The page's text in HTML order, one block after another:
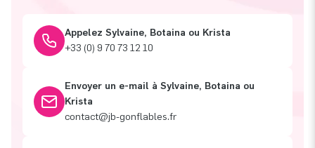
Appelez Sylvaine, Botaina ou Krista
+33 (0) 9 70 73 12 10
Envoyer un e-mail à Sylvaine, Botaina ou
Krista
contact@jb-gonflables.fr